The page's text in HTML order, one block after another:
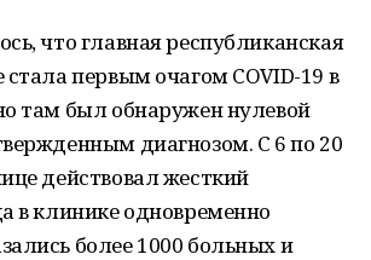
что главная республиканская
первым очагом COVID-19 в
там был обнаружен нулевой
диагнозом. С 6 по 20
действовал жесткий
в клинике одновременно
более 1000 больных и